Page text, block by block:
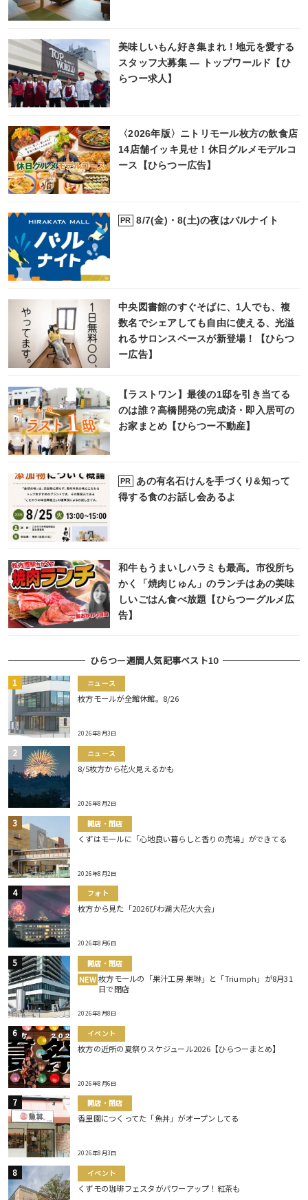
美味しいもん好き集まれ！地元を愛する
スタッフ大募集 ― トップワールド【ひ
らつー求人】
〈2026年版〉ニトリモール枚方の飲食店
14店舗イッキ見せ！休日グルメモデルコ
ース【ひらつー広告】
PR 8/7(金)・8(土)の夜はバルナイト
中央図書館のすぐそばに、1人でも、複
数名でシェアしても自由に使える、光溢
れるサロンスペースが新登場！【ひらつ
ー広告】
【ラストワン】最後の1邸を引き当てる
のは誰？高橋開発の完成済・即入居可の
お家まとめ【ひらつー不動産】
PR
あの有名石けんを手づくり&知って
得する食のお話し会あるよ
和牛もうまいしハラミも最高。市役所ち
かく「焼肉じゅん」のランチはあの美味
しいごはん食べ放題【ひらつーグルメ広
告】
ひらつー週間人気記事ベスト10
ニュース
枚方モールが全館休館。8/26
2026年8月3日
ニュース
8/5枚方から花火見えるかも
2026年8月2日
開店・閉店
くずはモールに「心地良い暮らしと香りの売場」ができてる
2026年8月2日
フォト
枚方から見た「2026びわ湖大花火大会」
2026年8月6日
開店・閉店
NEW 枚方モールの「果汁工房 果琳」と「Triumph」が8月31
日で閉店
2026年8月8日
イベント
枚方の近所の夏祭りスケジュール2026【ひらつーまとめ】
2026年8月6日
開店・閉店
香里園につくってた「魚丼」がオープンしてる
2026年8月3日
イベント
くずモの珈琲フェスタがパワーアップ！紅茶も